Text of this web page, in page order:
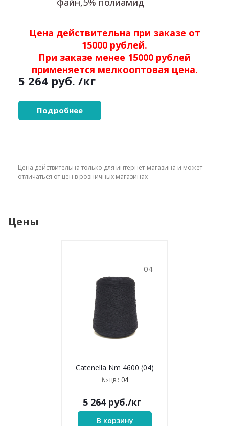
Цена действительна при заказе от
15000 рублей.
При заказе менее 15000 рублей
применяется мелкооптовая цена.
5 264 руб. /кг
Подробнее
Цена действительна только для интернет-магазина и может
отличаться от цен в розничных магазинах
Цены
04
Catenella Nm 4600 (04)
№ цв.: 04
5 264руб./кг
В корзину